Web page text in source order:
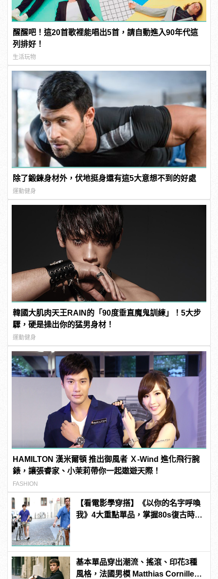
醒醒吧！這20首歌裡能唱出5首，請自動進入90年代這
列排好！
生活玩物
除了鍛鍊身材外，伏地挺身還有這5大意想不到的好處
運動健身
韓國大肌肉天王RAIN的「90度垂直魔鬼訓練」！5大步
驟，硬是操出你的猛男身材！
運動健身
HAMILTON 漢米爾頓 推出御風者 Ｘ-Wind 進化飛行腕
錶，讓張睿家、小茉莉帶你一起遨遊天際！
FASHION
【看電影學穿搭】《以你的名字呼喚
我》4大重點單品，掌握80s復古時裝
基本單品穿出潮流、搖滾、印花3種
風格，法國男模 Matthias Cornilleau